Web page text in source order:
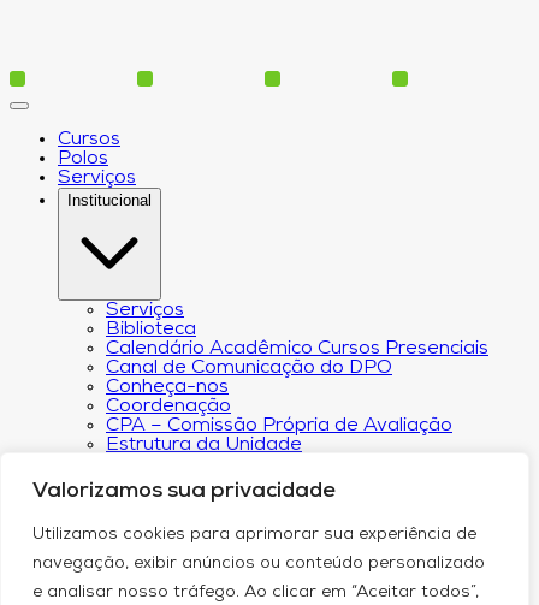
Valorizamos sua privacidade
Utilizamos cookies para aprimorar sua experiência de
navegação, exibir anúncios ou conteúdo personalizado
e analisar nosso tráfego. Ao clicar em “Aceitar todos”,
Cursos
Polos
Serviços
Institucional
Serviços
Biblioteca
Calendário Acadêmico Cursos Presenciais
Canal de Comunicação do DPO
Conheça-nos
Coordenação
CPA – Comissão Própria de Avaliação
Estrutura da Unidade
Programa de Iniciação Científica
Núcleo de Apoio Psicopedagógico
Regimento
Responsabilidade Social
Núcleo de Atendimento ao Egresso
Plano de Desenvolvimento Institucional (PDI))
Revista Científica Intelleto